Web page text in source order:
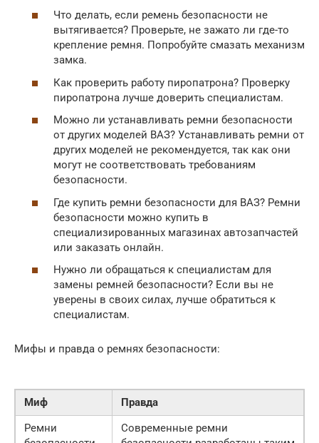
Что делать, если ремень безопасности не
вытягивается? Проверьте, не зажато ли где-то
крепление ремня. Попробуйте смазать механизм
замка.
Как проверить работу пиропатрона? Проверку
пиропатрона лучше доверить специалистам.
Можно ли устанавливать ремни безопасности
от других моделей ВАЗ? Устанавливать ремни от
других моделей не рекомендуется, так как они
могут не соответствовать требованиям
безопасности.
Где купить ремни безопасности для ВАЗ? Ремни
безопасности можно купить в
специализированных магазинах автозапчастей
или заказать онлайн.
Нужно ли обращаться к специалистам для
замены ремней безопасности? Если вы не
уверены в своих силах, лучше обратиться к
специалистам.
Мифы и правда о ремнях безопасности:
Миф
Правда
Ремни
Современные ремни